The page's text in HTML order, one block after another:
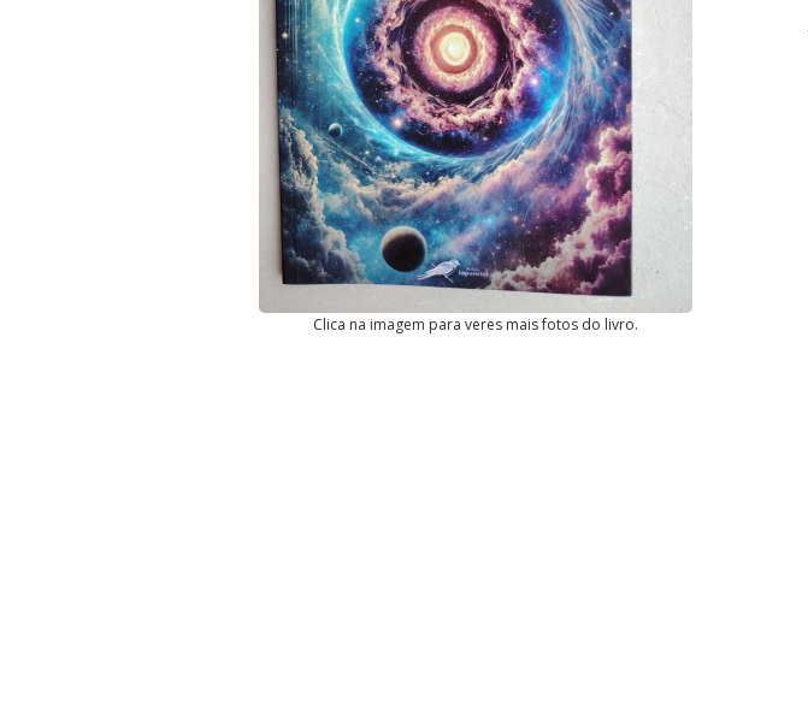
Clica na imagem para veres mais fotos do livro.